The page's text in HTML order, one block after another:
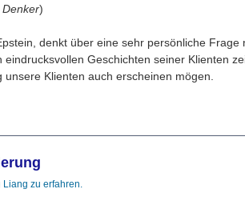
Denker)
denkt über eine sehr persönliche Frage
Geschichten seiner Klienten
Klienten auch erscheinen mögen.
Liang zu erfahren.